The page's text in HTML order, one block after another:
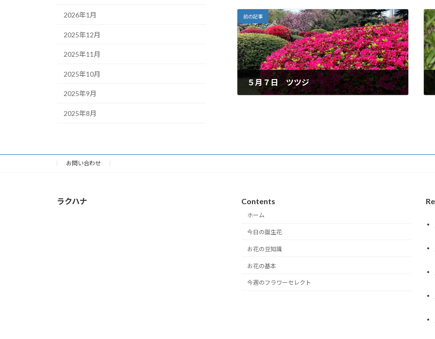
前の記事
５月７日 ツツジ
2026年1月
2025年12月
2025年11月
2025年10月
2025年9月
2025年8月
お問い合わせ
ラクハナ Contents
ホーム
今日の誕生花
お花の豆知識
お花の基本
今週のフラワーセレクト